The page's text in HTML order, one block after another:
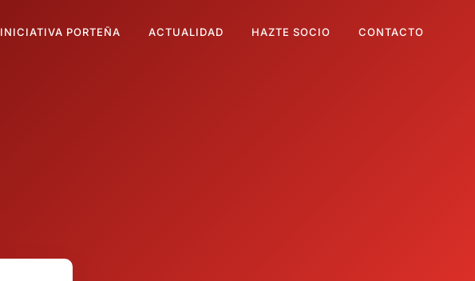
INICIATIVA PORTEÑA ACTUALIDAD HAZTE SOCIO CONTACTO